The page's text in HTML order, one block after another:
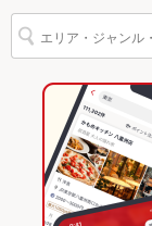
その他設備
★イン
【
飲み放題 あり ：
食べ放題 なし
牧志駅 × 居酒屋
牧志駅 × 和風
和食全般
那覇 × 和食
国際通り × 和食
国際通り × 和食全般
沖縄 × 居酒屋
沖縄 × 和風
ステーキ 餃子 チ
沖縄のグルメランキ
沖縄の居酒屋ランキ
那覇のグルメラン
那覇の居酒屋ランキ
国際通りのグルメラ